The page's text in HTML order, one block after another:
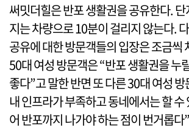
써밋더힐은 반포 생활권을 공유한다.
지는 차량으로 10분이 걸리지 않는다.
공유에 대한 방문객들의 입장은 조금씩
50대 여성 방문객은 “반포 생활권을 누
좋다”고 말한 반면 또 다른 30대 여성
내 인프라가 부족하고 동네에서는 할 수
어 반포까지 나가야 하는 점이 번거롭다